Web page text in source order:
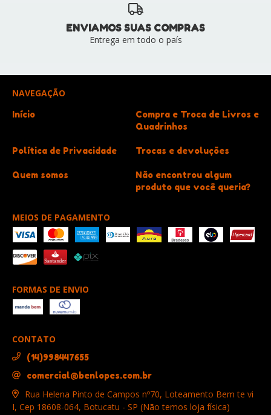
ENVIAMOS SUAS COMPRAS
Entrega em todo o país
NAVEGAÇÃO
Início
Compra e Troca de Livros e
Quadrinhos
Política de Privacidade Trocas e devoluções
Quem somos
Não encontrou algum
produto que você queria?
MEIOS DE PAGAMENTO
FORMAS DE ENVIO
CONTATO
(14)998447655
comercial@benlopes.com.br
Rua Helena Pinto de Campos nº70, Loteamento Bem te vi
I, Cep 18608-064, Botucatu - SP (Não temos loja física)